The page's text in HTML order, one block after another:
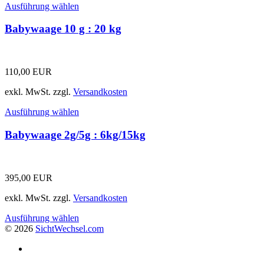
Ausführung wählen
Babywaage 10 g : 20 kg
110,00 EUR
exkl. MwSt. zzgl. Versandkosten
Ausführung wählen
Babywaage 2g/5g : 6kg/15kg
395,00 EUR
exkl. MwSt. zzgl. Versandkosten
Ausführung wählen
© 2026 SichtWechsel.com